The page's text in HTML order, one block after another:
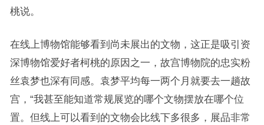
桃说。
在线上博物馆能够看到尚未展出的文物，这正是吸引资
深博物馆爱好者柯桃的原因之一，故宫博物院的忠实粉
丝袁梦也深有同感。袁梦平均每一两个月就要去一趟故
宫，“我甚至能知道常规展览的哪个文物摆放在哪个位
置。但线上可以看到的文物会比线下多很多，展品非常